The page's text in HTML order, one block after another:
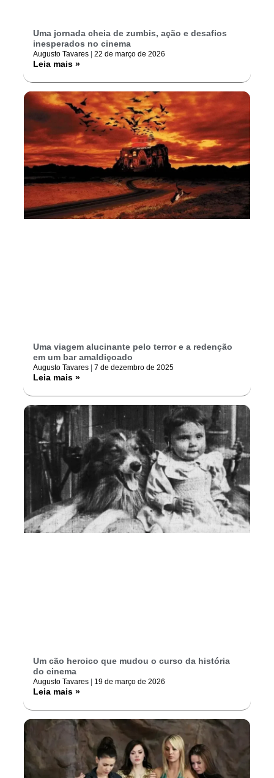
Uma jornada cheia de zumbis, ação e desafios
inesperados no cinema
Augusto Tavares 22 de março de 2026
Leia mais »
Uma viagem alucinante pelo terror e a redenção
em um bar amaldiçoado
Augusto Tavares 7 de dezembro de 2025
Leia mais »
Um cão heroico que mudou o curso da história
do cinema
Augusto Tavares 19 de março de 2026
Leia mais »